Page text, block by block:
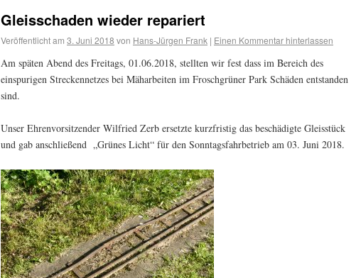
Gleisschaden wieder repariert
Veröffentlicht am 3. Juni 2018 von Hans-Jürgen Frank | Einen Kommentar hinterlassen
Am späten Abend des Freitags, 01.06.2018, stellten wir fest dass im Bereich des
einspurigen Streckennetzes bei Mäharbeiten im Froschgrüner Park Schäden entstanden
sind.
Unser Ehrenvorsitzender Wilfried Zerb ersetzte kurzfristig das beschädigte Gleisstück
und gab anschließend „Grünes Licht“ für den Sonntagsfahrbetrieb am 03. Juni 2018.